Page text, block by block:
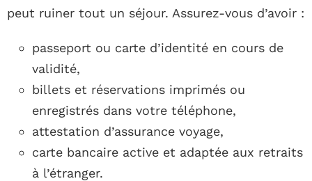
peut ruiner tout un séjour. Assurez-vous d’avoir :
passeport ou carte d’identité en cours de
validité,
billets et réservations imprimés ou
enregistrés dans votre téléphone,
attestation d’assurance voyage,
carte bancaire active et adaptée aux retraits
à l’étranger.